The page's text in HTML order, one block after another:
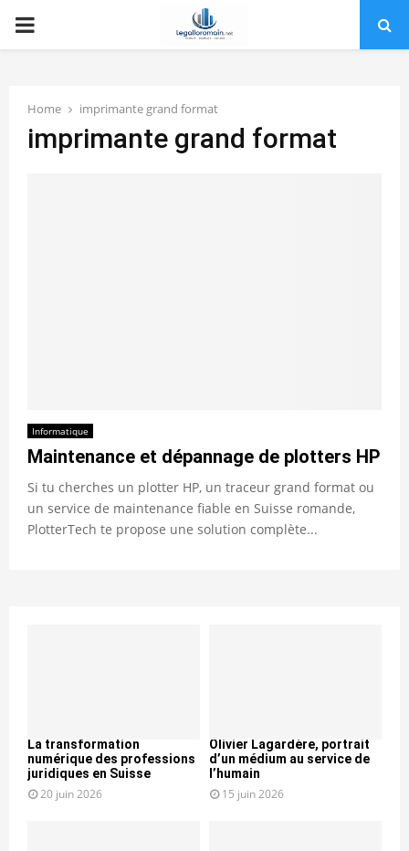
PRIMARY
Home imprimante grand format
imprimante grand format
Informatique
Maintenance et dépannage de plotters HP
Si tu cherches un plotter HP, un traceur grand format ou
un service de maintenance fiable en Suisse romande,
PlotterTech te propose une solution complète...
La transformation
numérique des professions
juridiques en Suisse
20 juin 2026
Olivier Lagardère, portrait
d’un médium au service de
l’humain
15 juin 2026